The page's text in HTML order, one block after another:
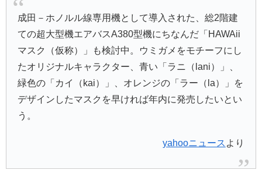
成田－ホノルル線専用機として導入された、総2階建
ての超大型機エアバスA380型機にちなんだ「HAWAii
マスク（仮称）」も検討中。ウミガメをモチーフにし
たオリジナルキャラクター、青い「ラニ（lani）」、
緑色の「カイ（kai）」、オレンジの「ラー（la）」を
デザインしたマスクを早ければ年内に発売したいとい
う。
yahooニュース より